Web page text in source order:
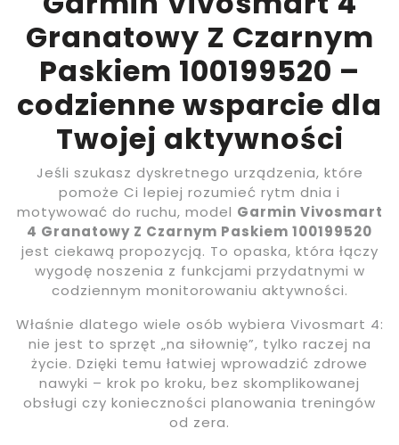
Granatowy Z Czarnym
Paskiem 100199520 –
codzienne wsparcie dla
Twojej aktywności
Jeśli szukasz dyskretnego urządzenia, które
pomoże Ci lepiej rozumieć rytm dnia i
motywować do ruchu, model Garmin Vivosmart
4 Granatowy Z Czarnym Paskiem 100199520
jest ciekawą propozycją. To opaska, która łączy
wygodę noszenia z funkcjami przydatnymi w
codziennym monitorowaniu aktywności.
Właśnie dlatego wiele osób wybiera Vivosmart 4:
nie jest to sprzęt „na siłownię”, tylko raczej na
życie. Dzięki temu łatwiej wprowadzić zdrowe
nawyki – krok po kroku, bez skomplikowanej
obsługi czy konieczności planowania treningów
od zera.